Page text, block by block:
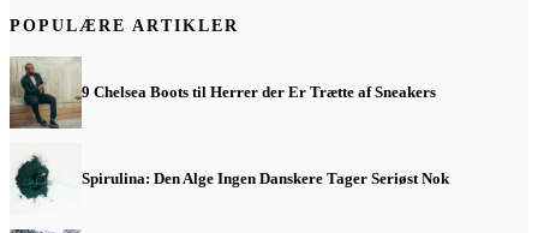
POPULÆRE ARTIKLER
9 Chelsea Boots til Herrer der Er Trætte af Sneakers
Spirulina: Den Alge Ingen Danskere Tager Seriøst Nok